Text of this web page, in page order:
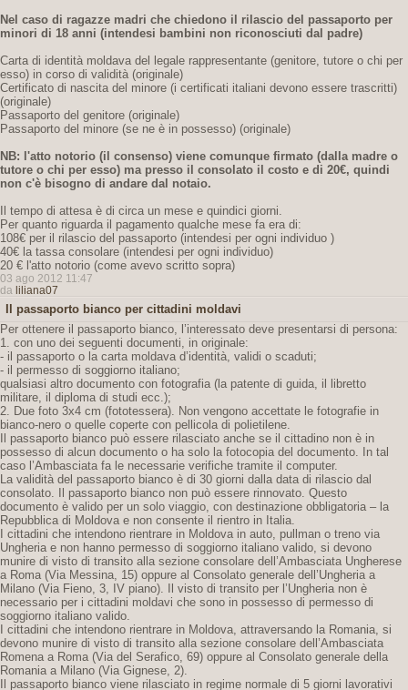
Nel caso di ragazze madri che chiedono il rilascio del passaporto per
minori di 18 anni (intendesi bambini non riconosciuti dal padre)
Carta di identità moldava del legale rappresentante (genitore, tutore o chi per
esso) in corso di validità (originale)
Certificato di nascita del minore (i certificati italiani devono essere trascritti)
(originale)
Passaporto del genitore (originale)
Passaporto del minore (se ne è in possesso) (originale)
NB: l'atto notorio (il consenso) viene comunque firmato (dalla madre o
tutore o chi per esso) ma presso il consolato il costo e di 20€, quindi
non c'è bisogno di andare dal notaio.
Il tempo di attesa è di circa un mese e quindici giorni.
Per quanto riguarda il pagamento qualche mese fa era di:
108€ per il rilascio del passaporto (intendesi per ogni individuo )
40€ la tassa consolare (intendesi per ogni individuo)
20 € l'atto notorio (come avevo scritto sopra)
03 ago 2012 11:47
da liliana07
Il passaporto bianco per cittadini moldavi
Per ottenere il passaporto bianco, l’interessato deve presentarsi di persona:
1. con uno dei seguenti documenti, in originale:
- il passaporto o la carta moldava d’identità, validi o scaduti;
- il permesso di soggiorno italiano;
qualsiasi altro documento con fotografia (la patente di guida, il libretto
militare, il diploma di studi ecc.);
2. Due foto 3x4 cm (fototessera). Non vengono accettate le fotografie in
bianco-nero o quelle coperte con pellicola di polietilene.
Il passaporto bianco può essere rilasciato anche se il cittadino non è in
possesso di alcun documento o ha solo la fotocopia del documento. In tal
caso l’Ambasciata fa le necessarie verifiche tramite il computer.
La validità del passaporto bianco è di 30 giorni dalla data di rilascio dal
consolato. Il passaporto bianco non può essere rinnovato. Questo
documento è valido per un solo viaggio, con destinazione obbligatoria – la
Repubblica di Moldova e non consente il rientro in Italia.
I cittadini che intendono rientrare in Moldova in auto, pullman o treno via
Ungheria e non hanno permesso di soggiorno italiano valido, si devono
munire di visto di transito alla sezione consolare dell’Ambasciata Ungherese
a Roma (Via Messina, 15) oppure al Consolato generale dell’Ungheria a
Milano (Via Fieno, 3, IV piano). Il visto di transito per l’Ungheria non è
necessario per i cittadini moldavi che sono in possesso di permesso di
soggiorno italiano valido.
I cittadini che intendono rientrare in Moldova, attraversando la Romania, si
devono munire di visto di transito alla sezione consolare dell’Ambasciata
Romena a Roma (Via del Serafico, 69) oppure al Consolato generale della
Romania a Milano (Via Gignese, 2).
Il passaporto bianco viene rilasciato in regime normale di 5 giorni lavorativi